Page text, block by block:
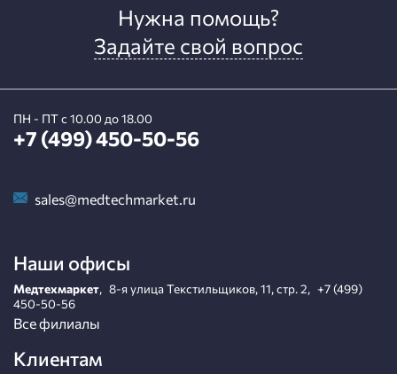
Нужна помощь?
Задайте свой вопрос
ПН - ПТ с 10.00 до 18.00
+7 (499) 450-50-56
sales@medtechmarket.ru
Наши офисы
Медтехмаркет, 8-я улица Текстильщиков, 11, стр. 2, +7 (499)
450-50-56
Все филиалы
Клиентам